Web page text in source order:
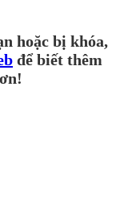
hoặc bị khóa,
để biết thêm